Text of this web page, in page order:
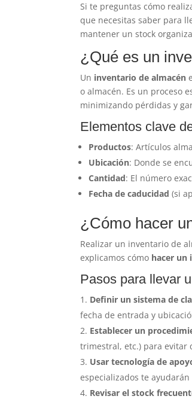
Si te preguntas cómo
que necesitas saber para
mantener un stock
¿Qué es un
Un inventario de almacén
o almacén. Es un proceso
minimizando pérdidas y
Elementos clave
Productos: Artículos
Ubicación: Donde se
Cantidad: El número
Fecha de caducidad (si
¿Cómo hacer
Realizar un inventario de
explicamos cómo hacer un
Pasos para llevar
Definir un sistema de
fecha de entrada y
Establecer un
trimestral, etc.) para evitar
Usar tecnología de
especializados te
Revisar el stock